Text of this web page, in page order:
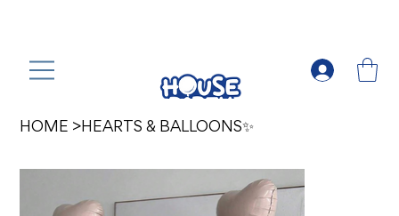
HOME >HEARTS & BALLOONS✨